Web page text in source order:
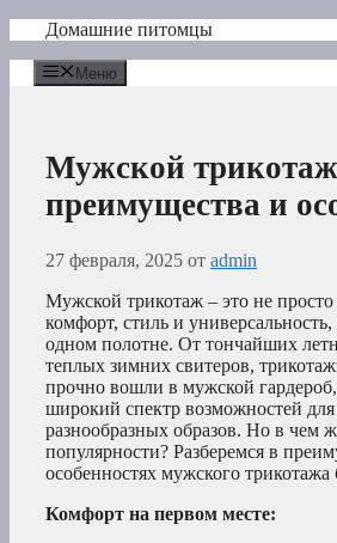
Перейти
содержимому
Домашние питомцы
Меню
Мужской
преимущества и
27 февраля, 2025 от admin
Мужской трикотаж – это не просто
комфорт, стиль и
одном полотне. От тончайших
теплых зимних свитеров,
прочно вошли в мужской гардероб,
широкий спектр возможностей для
разнообразных образов. Но в чем
популярности? Разберемся в
особенностях мужского трикотажа
Комфорт на первом месте: